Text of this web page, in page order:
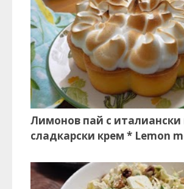
Лимонов пай с италиански
сладкарски крем * Lemon